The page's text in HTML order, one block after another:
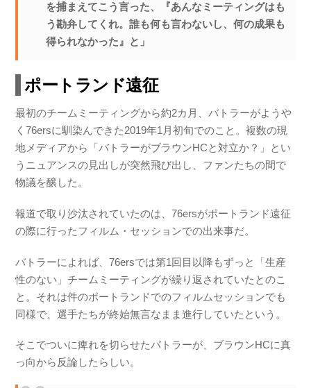
を捕まえてこう言った、『あんなミーティングはも
う勘弁してくれ。誰も何も言わないし、何の成果も
得られなかった』と」
ポートランド遠征
最初のチームミーティングから約2カ月、バトラーがようや
く76ersに馴染んできた2019年1月初旬でのこと。複数の現
地メディアから「バトラーがブラウンHCと対立か？」とい
うニュアンスの見出しが突然飛び出し、ファンたちの間で
物議を醸した。
報道で取り沙汰されていたのは、76ersがポートランド遠征
の際に行ったフィルム・セッションでの出来事だ。
バトラーによれば、76ersでは第1回目以降もずっと「生産
性のない」チームミーティングが繰り返されていたとのこ
と。それは件のポートランドでのフィルムセッションでも
同様で、選手たちが終始無言なまま進行していたという。
そこでついに痺れを切らせたバトラーが、ブラウンHCに真
っ向から反論したらしい。